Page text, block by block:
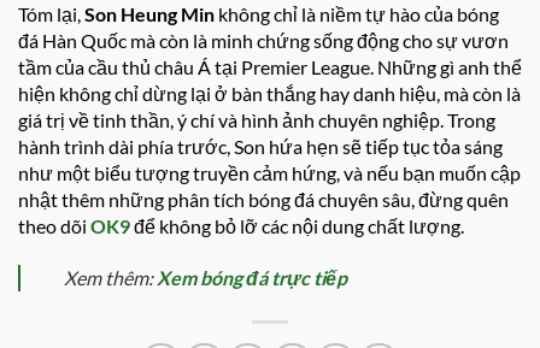
Tóm lại,Son Heung Min không chỉ là niềm tự hào của bóng
đá Hàn Quốc mà còn là minh chứng sống động cho sự vươn
tầm của cầu thủ châu Á tại Premier League. Những gì anh thể
hiện không chỉ dừng lại ở bàn thắng hay danh hiệu, mà còn là
giá trị về tinh thần, ý chí và hình ảnh chuyên nghiệp. Trong
hành trình dài phía trước, Son hứa hẹn sẽ tiếp tục tỏa sáng
như một biểu tượng truyền cảm hứng, và nếu bạn muốn cập
nhật thêm những phân tích bóng đá chuyên sâu, đừng quên
theo dõi OK9để không bỏ lỡ các nội dung chất lượng.
Xem thêm:Xem bóng đá trực tiếp